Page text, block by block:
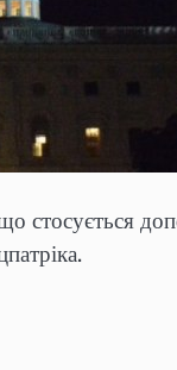
стосується